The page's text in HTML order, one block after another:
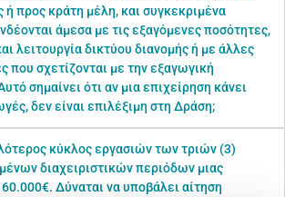
ή προς κράτη μέλη, και συγκεκριμένα
άμεσα με τις εξαγόμενες ποσότητες,
λειτουργία δικτύου διανομής ή με άλλες
που σχετίζονται με την εξαγωγική
σημαίνει ότι αν μια επιχείρηση κάνει
δεν είναι επιλέξιμη στη Δράση;
κύκλος εργασιών των τριών (3)
διαχειριστικών περιόδων μιας
60.000€. Δύναται να υποβάλει αίτηση